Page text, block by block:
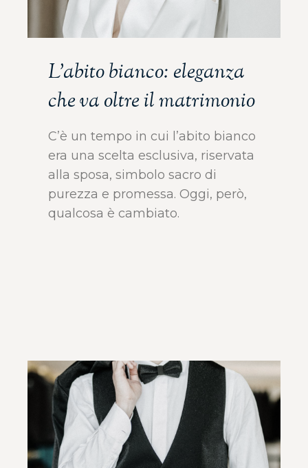
L’abito bianco: eleganza
che va oltre il matrimonio
C’è un tempo in cui l’abito bianco
era una scelta esclusiva, riservata
alla sposa, simbolo sacro di
purezza e promessa. Oggi, però,
qualcosa è cambiato.